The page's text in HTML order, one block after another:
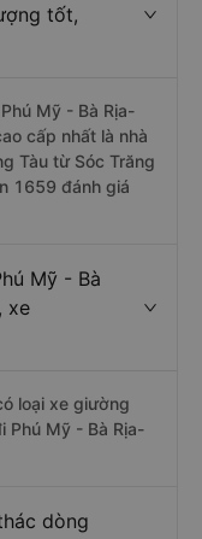
tốt,
Mỹ - Bà Rịa-
cấp nhất là nhà
Tàu từ Sóc Trăng
1659 đánh giá
Mỹ - Bà
xe
loại xe giường
Phú Mỹ - Bà Rịa-
dòng